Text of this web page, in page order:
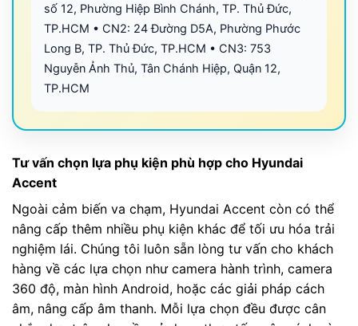
số 12, Phường Hiệp Bình Chánh, TP. Thủ Đức,
TP.HCM • CN2: 24 Đường D5A, Phường Phước
Long B, TP. Thủ Đức, TP.HCM • CN3: 753
Nguyễn Ảnh Thủ, Tân Chánh Hiệp, Quận 12,
TP.HCM
Tư vấn chọn lựa phụ kiện phù hợp cho Hyundai
Accent
Ngoài cảm biến va chạm, Hyundai Accent còn có thể
nâng cấp thêm nhiều phụ kiện khác để tối ưu hóa trải
nghiệm lái. Chúng tôi luôn sẵn lòng tư vấn cho khách
hàng về các lựa chọn như camera hành trình, camera
360 độ, màn hình Android, hoặc các giải pháp cách
âm, nâng cấp âm thanh. Mỗi lựa chọn đều được cân